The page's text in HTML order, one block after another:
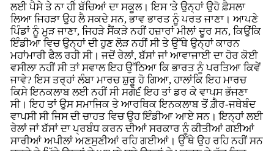
ਲਈ ਪੈਸੇ ਤੇ ਨਾ ਹੀ ਬੱਚਿਆਂ ਦਾ ਸਕੂਲ। ਇਸ 'ਤੇ ਉਨ੍ਹਾਂ ਉਹੋ ਫ਼ੈਸਲਾ
ਲਿਆ ਜਿਹੜਾ ਉਹ ਲੈ ਸਕਦੇ ਸਨ, ਭਾਵ ਭਾਰਤ ਨੂੰ ਪਰਤ ਜਾਣਾ। ਆਪਣੇ
ਪਿੰਡਾਂ ਨੂੰ ਮੁੜ ਜਾਣਾ, ਜਿਹੜੇ ਸੈਂਕੜੇ ਨਹੀਂ ਹਜ਼ਾਰਾਂ ਮੀਲਾਂ ਦੂਰ ਸਨ, ਕਿਉਂਕਿ
ਇੰਡੀਆ ਵਿਚ ਉਨ੍ਹਾਂ ਦੀ ਹੁਣ ਲੋੜ ਨਹੀਂ ਸੀ ਤੇ ਉੱਥੇ ਉਨ੍ਹਾਂ ਕਾਰਨ
ਮਹਾਂਮਾਰੀ ਫੈਲ ਰਹੀ ਸੀ। ਜਦੋਂ ਰੇਲਾਂ, ਬੱਸਾਂ ਜਾਂ ਆਵਾਜਾਈ ਦਾ ਹੋਰ ਕੋਈ
ਵਸੀਲਾ ਨਹੀਂ ਸੀ ਤਾਂ ਸਵਾਲ ਇਹ ਉੱਠਿਆ ਕਿ ਭਾਰਤ ਨੂੰ ਪਰਤਿਆ ਕਿਵੇਂ
ਜਾਵੇ? ਇਸ ਤਰ੍ਹਾਂ ਲੰਬਾ ਮਾਰਚ ਸ਼ੁਰੂ ਹੋ ਗਿਆ, ਹਾਲਾਂਕਿ ਇਹ ਮਾਰਚ
ਕਿਸੇ ਇਨਕਲਾਬ ਲਈ ਨਹੀਂ ਸੀ ਸਗੋ੬ਂ ਇਹ ਤਾਂ ਡਰ ਕੇ ਵਾਪਸ ਭੱਜਣਾ
ਸੀ। ਇਹ ਤਾਂ ਉਸ ਸਮਾਜਿਕ ਤੇ ਆਰਥਿਕ ਇਨਕਲਾਬ ਤੋਂ ਗ਼ੈਰ-ਜਥੇਬੰਦ
ਵਾਪਸੀ ਸੀ ਜਿਸ ਦੀ ਚਾਹਤ ਵਿਚ ਉਹ ਇੰਡੀਆ ਆਏ ਸਨ। ਇਨ੍ਹਾਂ ਲਈ
ਰੇਲਾਂ ਜਾਂ ਬੱਸਾਂ ਦਾ ਪ੍ਰਬੰਧ ਕਰਨ ਦੀਆਂ ਸਰਕਾਰ ਨੂੰ ਕੀਤੀਆਂ ਗਈਆਂ
ਸਾਰੀਆਂ ਅਪੀਲਾਂ ਅਣਸੁਣੀਆਂ ਰਹਿ ਗਈਆਂ। ਉੱਥੇ ਉਹ ਰਹਿ ਨਹੀਂ ਸਨ